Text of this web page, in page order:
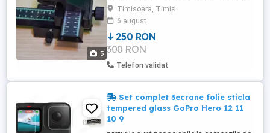
3
doar pt foto. Predare personala in
Timisoara. Trimit si prin curier cu plata
transportului de catre cumparator. NU FAC
SCHIMBURI. Multumesc pentru intelegere.
Timisoara, Timis
6 august
250 RON
300 RON
Telefon validat
Set complet 3ecrane folie sticla
tempered glass GoPro Hero 12 11
10 9